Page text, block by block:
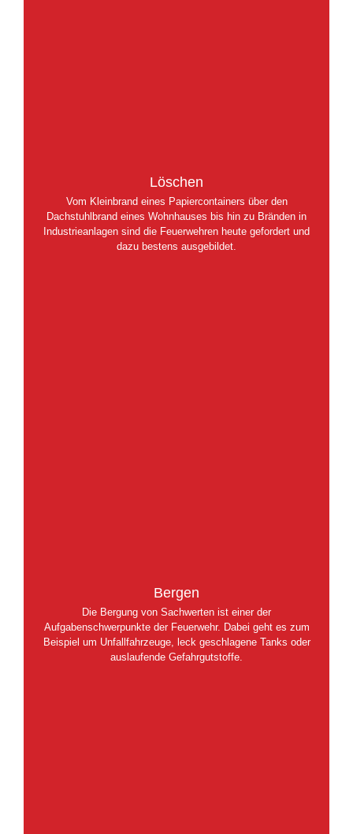
Löschen
Vom Kleinbrand eines Papiercontainers über den
Dachstuhlbrand eines Wohnhauses bis hin zu Bränden in
Industrieanlagen sind die Feuerwehren heute gefordert und
dazu bestens ausgebildet.
Bergen
Die Bergung von Sachwerten ist einer der
Aufgabenschwerpunkte der Feuerwehr. Dabei geht es zum
Beispiel um Unfallfahrzeuge, leck geschlagene Tanks oder
auslaufende Gefahrgutstoffe.